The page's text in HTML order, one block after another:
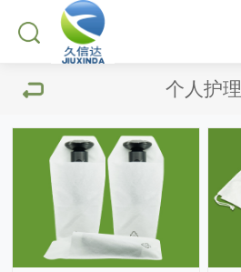
个人护理